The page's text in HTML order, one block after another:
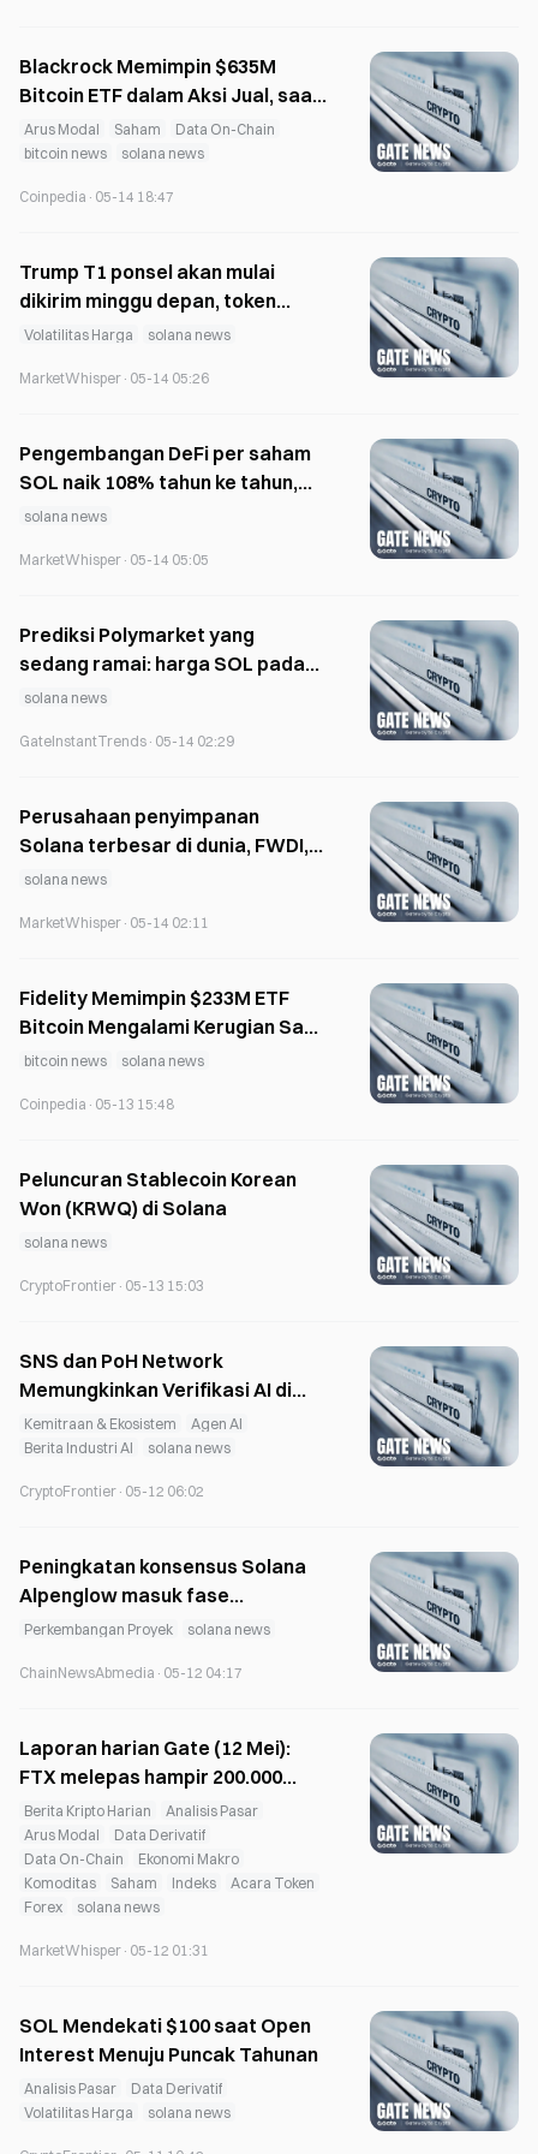
Blackrock Memimpin $635M
Bitcoin ETF dalam Aksi Jual, saat
Permintaan Solana Tetap Kokoh
Arus Modal Saham
Data On-Chain
bitcoin news
solana news
Coinpedia · 05-14 18:47
Trump T1 ponsel akan mulai
dikirim minggu depan, token
TRUMP masih turun 5%
Volatilitas Harga solana news
MarketWhisper · 05-14 05:26
Pengembangan DeFi per saham
SOL naik 108% tahun ke tahun,
rugi bersih Q1 83,4 juta dolar AS
solana news
MarketWhisper · 05-14 05:05
Prediksi Polymarket yang
sedang ramai: harga SOL pada
tahun 2026 akan berada di angka
solana news
GateInstantTrends · 05-14 02:29
Perusahaan penyimpanan
Solana terbesar di dunia, FWDI,
mengalami kerugian lebih dari 1
sahamnya anjlok hingga 90%
solana news
MarketWhisper · 05-14 02:11
Fidelity Memimpin $233M ETF
Bitcoin Mengalami Kerugian Saat
Dana Solana Menambah $19 Juta
bitcoin news solana news
Coinpedia · 05-13 15:48
Peluncuran Stablecoin Korean
Won (KRWQ) di Solana
solana news
CryptoFrontier · 05-13 15:03
SNS dan PoH Network
Memungkinkan Verifikasi AI di
Solana
Kemitraan & Ekosistem
Agen AI
Berita Industri AI
solana news
CryptoFrontier · 05-12 06:02
Peningkatan konsensus Solana
Alpenglow masuk fase
pengujian: waktu finalisasi
Perkembangan Proyek solana news
ChainNewsAbmedia · 05-12 04:17
Laporan harian Gate (12 Mei):
FTX melepas hampir 200.000
SOL; Ripple mendapatkan plafon
kredit 200 juta dolar AS
Berita Kripto Harian
Analisis Pasar
Arus Modal
Data Derivatif
Data On-Chain
Ekonomi Makro
Komoditas
Saham Indeks
Acara Token
Forex
solana news
MarketWhisper · 05-12 01:31
SOL Mendekati $100 saat Open
Interest Menuju Puncak Tahunan
Analisis Pasar
Data Derivatif
Volatilitas Harga
solana news